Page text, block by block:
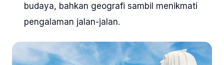
budaya, bahkan geografi sambil menikmati
pengalaman jalan-jalan.